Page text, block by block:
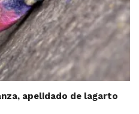
apelidado de lagarto